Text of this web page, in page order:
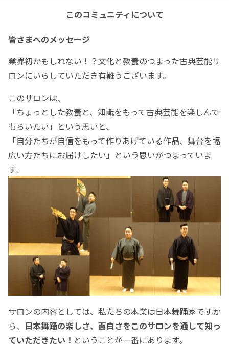
このコミュニティについて
皆さまへのメッセージ
業界初かもしれない！？文化と教養のつまった古典芸能サ
ロンにいらしていただき有難うございます。
このサロンは、
「ちょっとした教養と、知識をもって古典芸能を楽しんで
もらいたい」という思いと、
「自分たちが自信をもって作りあげている作品、舞台を幅
広い方たちにお届けしたい」という思いがつまっていま
す。
サロンの内容としては、私たちの本業は日本舞踊家ですか
ら、 日本舞踊の楽しさ、面白さをこのサロンを通して知っ
ていただきたい！ ということが一番にあります。